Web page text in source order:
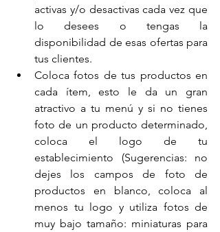
activas y/o desactivas cada vez que
lo desees o tengas la
disponibilidad de esas ofertas para
tus clientes.
Coloca fotos de tus productos en
cada ítem, esto le da un gran
atractivo a tu menú y si no tienes
foto de un producto determinado,
coloca el logo de tu
establecimiento (Sugerencias: no
dejes los campos de foto de
productos en blanco, coloca al
menos tu logo y utiliza fotos de
muy bajo tamaño: miniaturas para